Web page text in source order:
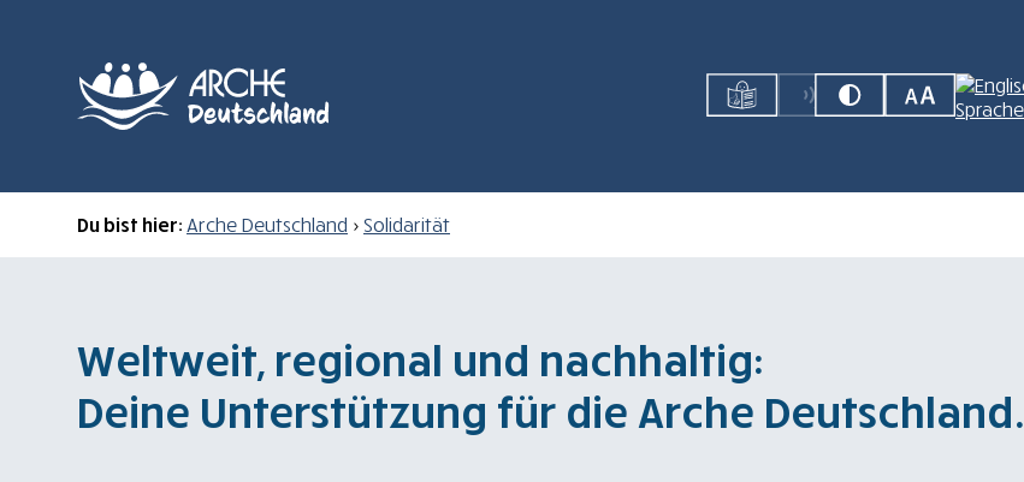
Du bist hier: Arche Deutschland > Solidarität
Weltweit, regional und nachhaltig:
Deine Unterstützung für die Arche Deutschland.